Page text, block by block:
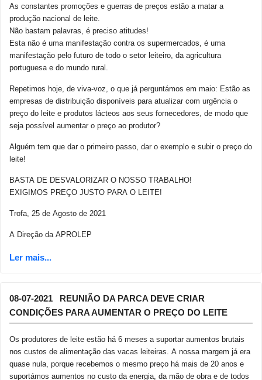
As constantes promoções e guerras de preços estão a matar a
produção nacional de leite.
Não bastam palavras, é preciso atitudes!
Esta não é uma manifestação contra os supermercados, é uma
manifestação pelo futuro de todo o setor leiteiro, da agricultura
portuguesa e do mundo rural.
Repetimos hoje, de viva-voz, o que já perguntámos em maio: Estão as
empresas de distribuição disponíveis para atualizar com urgência o
preço do leite e produtos lácteos aos seus fornecedores, de modo que
seja possível aumentar o preço ao produtor?
Alguém tem que dar o primeiro passo, dar o exemplo e subir o preço do
leite!
BASTA DE DESVALORIZAR O NOSSO TRABALHO!
EXIGIMOS PREÇO JUSTO PARA O LEITE!
Trofa, 25 de Agosto de 2021
A Direção da APROLEP
08-07-2021 REUNIÃO DA PARCA DEVE CRIAR
CONDIÇÕES PARA AUMENTAR O PREÇO DO LEITE
Os produtores de leite estão há 6 meses a suportar aumentos brutais
nos custos de alimentação das vacas leiteiras. A nossa margem já era
quase nula, porque recebemos o mesmo preço há mais de 20 anos e
suportámos aumentos no custo da energia, da mão de obra e de todos